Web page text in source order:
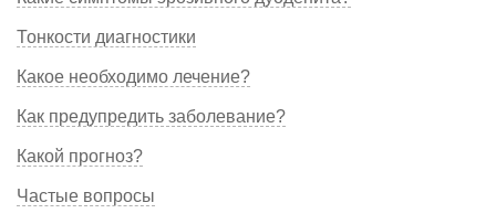
Тонкости диагностики
Какое необходимо лечение?
Как предупредить заболевание?
Какой прогноз?
Частые вопросы